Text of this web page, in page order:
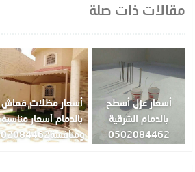
مقالات ذات صلة
أسعار عزل أسطح
بالدمام الشرقية
0502084462
أسعار مظلات قماش
بالدمام أسعار مناسبة
ومنافسة0502084462